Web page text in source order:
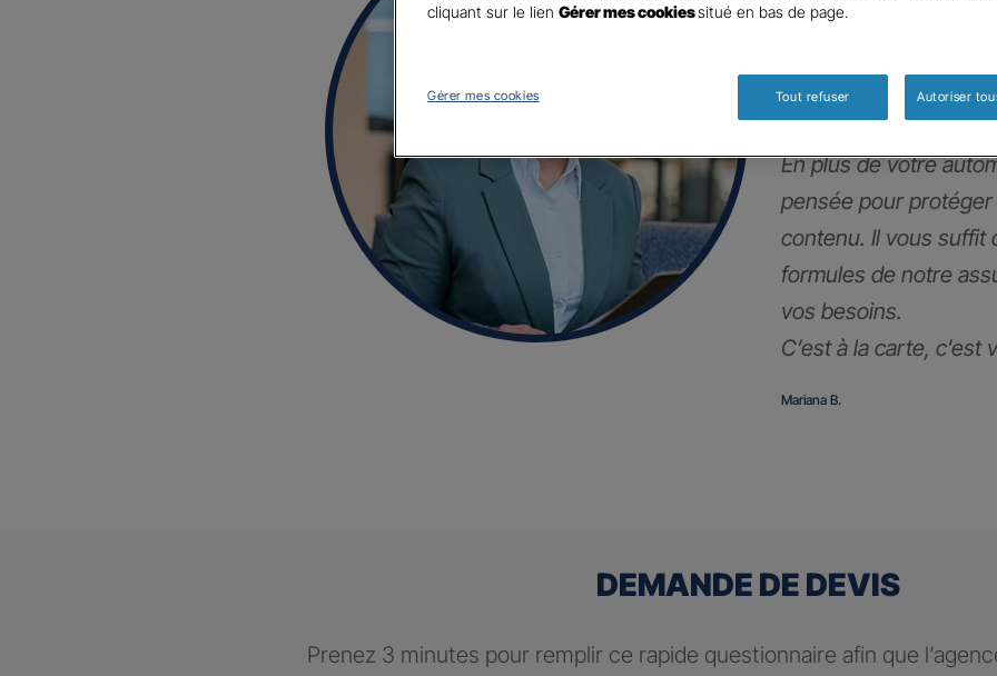
Parole
d’expert
!
En plus de votre
pensée pour
contenu. Il vous suffit
formules de notre
vos besoins.
C’est à la carte,
Mariana B.
DEMANDE DE DEVIS
Prenez 3 minutes pour remplir ce rapide questionnaire afin que
cliquant sur le lien Gérer mes cookiessitué en bas de page.
Gérer mes cookies Tout refuser Autoriser